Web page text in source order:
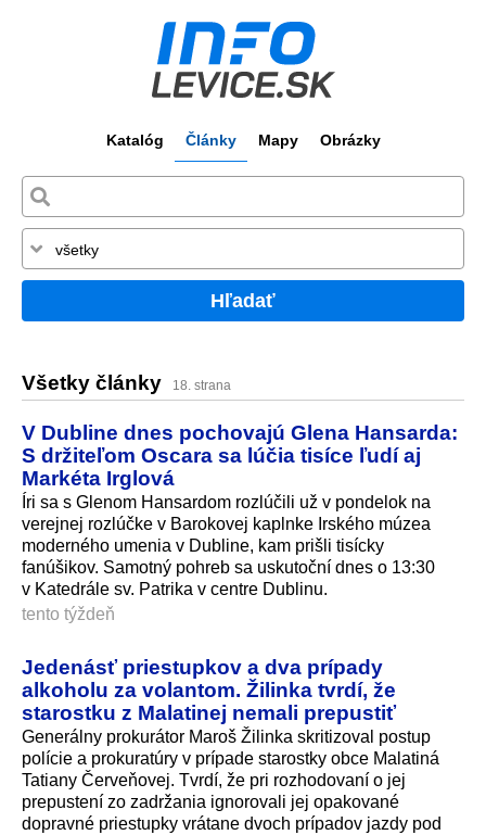
Katalóg Články Mapy Obrázky
Hľadať
Všetky články 18. strana
V Dubline dnes pochovajú Glena Hansarda:
S držiteľom Oscara sa lúčia tisíce ľudí aj
Markéta Irglová
Íri sa s Glenom Hansardom rozlúčili už v pondelok na
verejnej rozlúčke v Barokovej kaplnke Irského múzea
moderného umenia v Dubline, kam prišli tisícky
fanúšikov. Samotný pohreb sa uskutoční dnes o 13:30
v Katedrále sv. Patrika v centre Dublinu.
tento týždeň
Jedenásť priestupkov a dva prípady
alkoholu za volantom. Žilinka tvrdí, že
starostku z Malatinej nemali prepustiť
Generálny prokurátor Maroš Žilinka skritizoval postup
polície a prokuratúry v prípade starostky obce Malatiná
Tatiany Červeňovej. Tvrdí, že pri rozhodovaní o jej
prepustení zo zadržania ignorovali jej opakované
dopravné priestupky vrátane dvoch prípadov jazdy pod